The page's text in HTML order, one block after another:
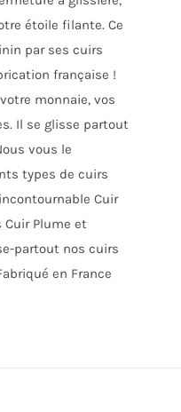
étoile filante. Ce
par ses cuirs
française !
monnaie, vos
Il se glisse partout
vous le
types de cuirs
Cuir
Plume et
partout nos cuirs
en France